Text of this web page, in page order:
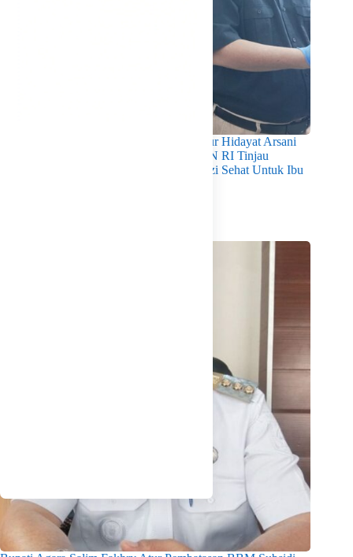
Pastikan Kualitas Gizi Terpenuhi, Gubernur Hidayat Arsani
Dampingi Mendukbangga/Kepala BKKBN RI Tinjau
Layanan Program MBG 3B Wujudkan Gizi Sehat Untuk Ibu